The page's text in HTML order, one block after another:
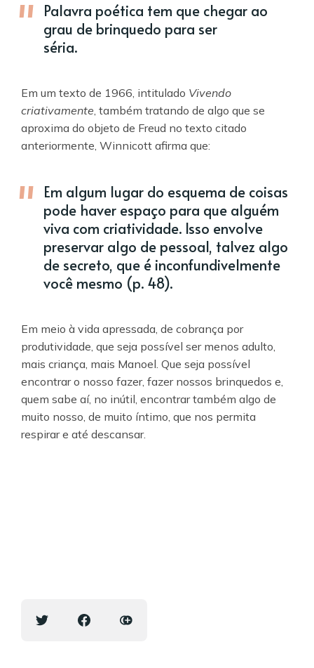
Palavra poética tem que chegar ao
grau de brinquedo para ser
séria.
Em um texto de 1966, intitulado Vivendo
criativamente, também tratando de algo que se
aproxima do objeto de Freud no texto citado
anteriormente, Winnicott afirma que:
Em algum lugar do esquema de coisas
pode haver espaço para que alguém
viva com criatividade. Isso envolve
preservar algo de pessoal, talvez algo
de secreto, que é inconfundivelmente
você mesmo (p. 48).
Em meio à vida apressada, de cobrança por
produtividade, que seja possível ser menos adulto,
mais criança, mais Manoel. Que seja possível
encontrar o nosso fazer, fazer nossos brinquedos e,
quem sabe aí, no inútil, encontrar também algo de
muito nosso, de muito íntimo, que nos permita
respirar e até descansar.